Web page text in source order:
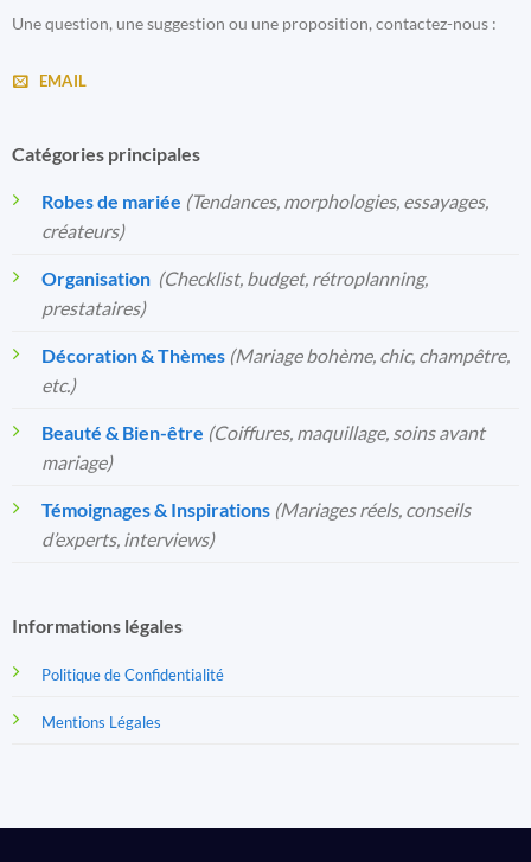
Une question, une suggestion ou une proposition, contactez-nous :
EMAIL
Catégories principales
Robes de mariée (Tendances, morphologies, essayages,
créateurs)
Organisation️ (Checklist, budget, rétroplanning,
prestataires)
Décoration & Thèmes (Mariage bohème, chic, champêtre,
etc.)
Beauté & Bien-être (Coiffures, maquillage, soins avant
mariage)
Témoignages & Inspirations (Mariages réels, conseils
d’experts, interviews)
Informations légales
Politique de Confidentialité
Mentions Légales